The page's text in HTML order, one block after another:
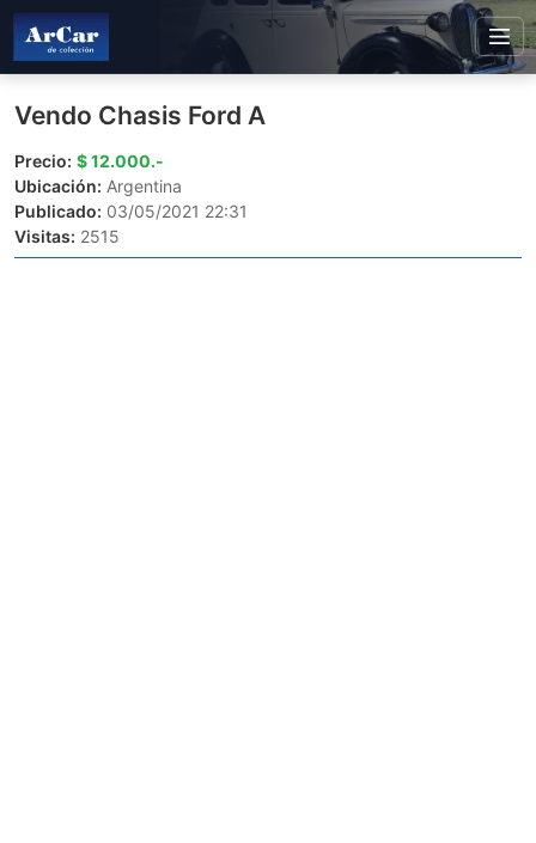
Vendo Chasis Ford A
Precio: $ 12.000.-
Ubicación: Argentina
Publicado: 03/05/2021 22:31
Visitas: 2515